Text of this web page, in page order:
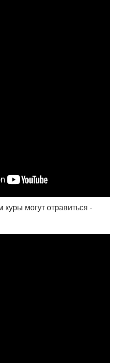
могут отравиться -